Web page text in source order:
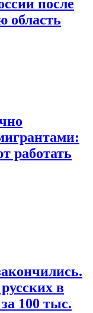
после
область
работать
в
100 тыс.